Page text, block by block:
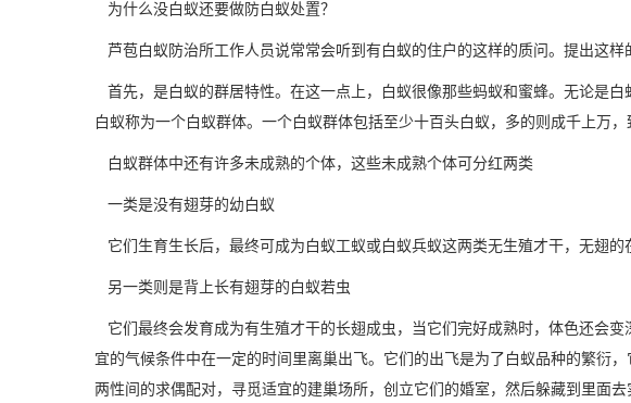
为什么没白蚁还要做防白蚁处置？
芦苞白蚁防治所工作人员说常常会听到有白蚁的住户的这样的质问。提出这
首先，是白蚁的群居特性。在这一点上，白蚁很像那些蚂蚁和蜜蜂。无论是
白蚁称为一个白蚁群体。一个白蚁群体包括至少十百头白蚁，多的则成千上万
白蚁群体中还有许多未成熟的个体，这些未成熟个体可分红两类
一类是没有翅芽的幼白蚁
它们生育生长后，最终可成为白蚁工蚁或白蚁兵蚁这两类无生殖才干，无翅的
另一类则是背上长有翅芽的白蚁若虫
它们最终会发育成为有生殖才干的长翅成虫，当它们完好成熟时，体色还会
宜的气候条件中在一定的时间里离巢出飞。它们的出飞是为了白蚁品种的繁衍
两性间的求偶配对，寻觅适宜的建巢场所，创立它们的婚室，然后躲藏到里面去